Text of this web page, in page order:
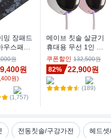
밍 장패드
우스패드
P1, 블
원
원
원)
(1,757)
메이브 칫솔 살균기
휴대용 무선 1인 건
조기 살균 걸이 M1
2, 화이트
쿠폰할인 132,500원
82% 22,900원
(189)
전동칫솔/구강가전 헤드